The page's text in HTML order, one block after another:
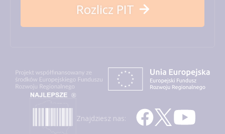
Rozlicz PIT
Znajdziesz nas: